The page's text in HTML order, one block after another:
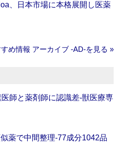
、日本市場に本格展開し医薬
め情報 アーカイブ ‐AD‐を見る »
師と薬剤師に認識差‐獣医療専
薬で中間整理‐77成分1042品